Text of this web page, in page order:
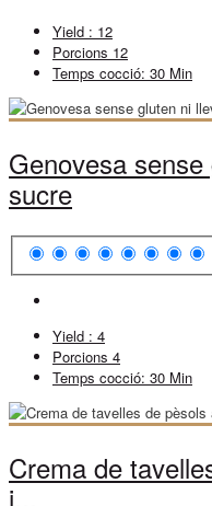
Yield : 12
Porcions 12
Temps cocció: 30 Min
Genovesa
sucre
Yield : 4
Porcions 4
Temps cocció: 30 Min
Crema de
i...